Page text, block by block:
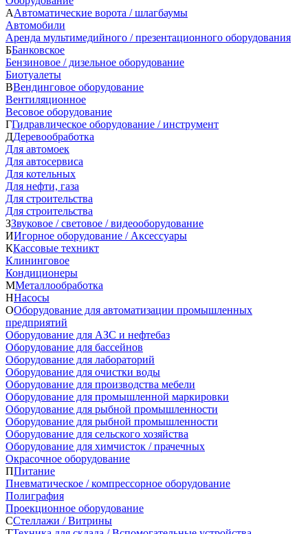
ААвтоматические ворота / шлагбаумы
Автомобили
Аренда мультимедийного / презентационного оборудования
ББанковское
Бензиновое / дизельное оборудование
Биотуалеты
ВВендинговое оборудование
Вентиляционное
Весовое оборудование
ГГидравлическое оборудование / инструмент
ДДеревообработка
Для автомоек
Для автосервиса
Для котельных
Для нефти, газа
Для строительства
Для строительства
ЗЗвуковое / световое / видеооборудование
ИИгорное оборудование / Аксессуары
ККассовые техникт
Клининговое
Кондиционеры
ММеталлообработка
ННасосы
ООборудование для автоматизации промышленных
предприятий
Оборудование для АЗС и нефтебаз
Оборудование для бассейнов
Оборудование для лабораторий
Оборудование для очистки воды
Оборудование для производства мебели
Оборудование для промышленной маркировки
Оборудование для рыбной промышленности
Оборудование для рыбной промышленности
Оборудование для сельского хозяйства
Оборудование для химчисток / прачечных
Окрасочное оборудование
ППитание
Пневматическое / компрессорное оборудование
Полиграфия
Проекционное оборудование
ССтеллажи / Витрины